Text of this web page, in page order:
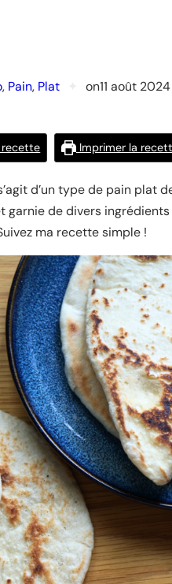
, Pain, Plat on11 août 2024
recette Imprimer la
d’un type de pain plat
de divers
ma recette simple !